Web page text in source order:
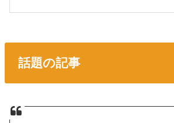
話題の記事